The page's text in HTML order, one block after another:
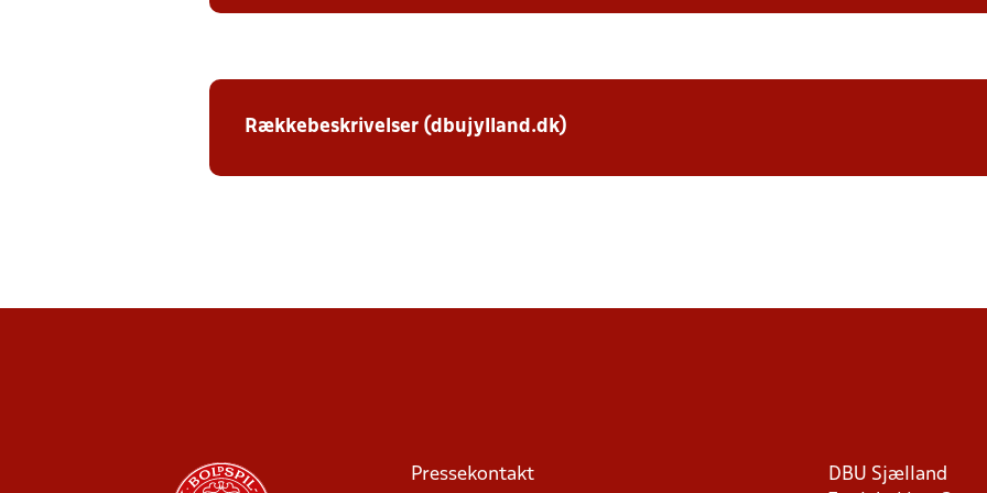
Rækkebeskrivelser (dbujylland.dk)
Pressekontakt
DBU Sjælland